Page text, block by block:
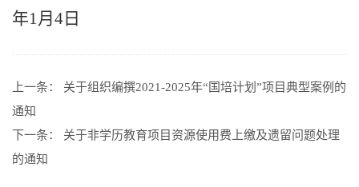
年1月4日
上一条： 关于组织编撰2021-2025年“国培计划”项目典型案例的
通知
下一条： 关于非学历教育项目资源使用费上缴及遗留问题处理
的通知